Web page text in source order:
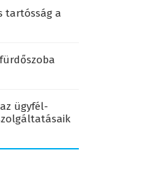
tartósság a
ügyfél-